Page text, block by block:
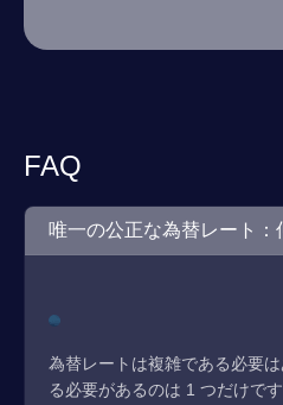
FAQ
唯一の公正な為替レート：
為替レートは複雑である必要
る必要があるのは 1 つだけで